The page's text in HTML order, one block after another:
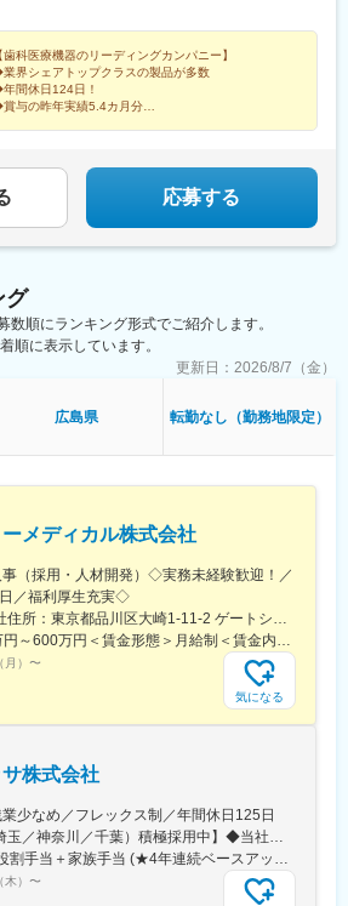
歯科医療機器のリーディングカンパニー】
界シェアトップクラスの製品が多数
間休日124日！
与の昨年実績5.4カ月分
応募する
グ
順にランキング形式でご紹介します。
順に表示しています。
更新日： 2026/8/7（金）
広島県 転勤なし（勤務地限定）
メディカル株式会社
事（採用・人材開発）◇実務未経験歓迎！／
／福利厚生充実◇
＜勤務地詳細＞本社住所：東京都品川区大崎1-11-2 ゲートシティ大崎イーストタワー22Ｆ勤務地最寄駅：JR山手線／大崎駅受動喫煙対策：屋内全面禁煙変更の範囲：会社の定める事業所（リモートワーク含む）
＜予定年収＞500万円～600万円＜賃金形態＞月給制＜賃金内訳＞月額（基本給）：300,000円～350,000円＜月給＞300,000円～350,000円＜昇給有無＞有＜残業手当＞有＜給与補足＞上記年収は、あくまで目安であり、前職・経験を考慮し検討させて頂きます。■昇給：あり■賞与：あり※会社業績と個人業績に応じて算定されます。賃金はあくまでも目安の金額であり、選考を通じて上下する可能性があります。月給(月額)は固定手当を含めた表記です。
） 〜
気になる
株式会社
少なめ／フレックス制／年間休日125日
【首都圏（東京／埼玉／神奈川／千葉）積極採用中】◆当社が展開する【北海道／関東／首都圏／中部／近畿／九州】の各事業所へご希望を考慮した上で配属となります。【北海道】北海道【関東】栃木／群馬／茨城／長野／山梨／新潟【首都圏】東京／埼玉／神奈川／千葉★積極採用エリア【中部】静岡／愛知／三重／岐阜【近畿】滋賀／兵庫／大阪／京都／奈良／和歌山【九州】福岡／長崎／熊本／大分／宮崎／鹿児島各事業所の詳細については、弊社HPよりご確認ください※「企業情報」→「拠点」よりご確認いただけます。屋内禁煙(※喫煙室あり※禁煙タイムあり※喫煙室での就労はありません)
月給25万円以上＋役割手当＋家族手当 (★4年連続ベースアップ実施！)※時間外手当別途支給※年齢、経験、能力を考慮の上、優遇します
） 〜